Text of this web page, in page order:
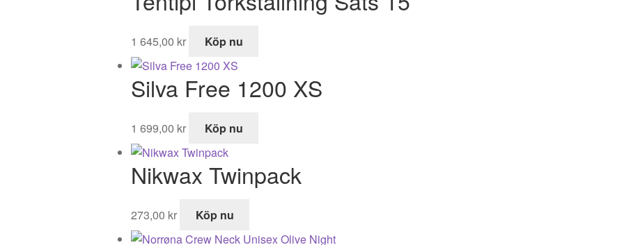
1 645,00 kr Köp nu
Silva Free 1200 XS
1 699,00 kr Köp nu
Nikwax Twinpack
273,00 kr Köp nu